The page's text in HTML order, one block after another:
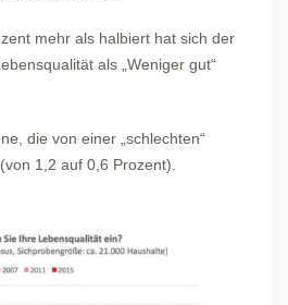
mehr als halbiert hat sich der
als „Weniger gut“
die von einer „schlechten“
1,2 auf 0,6 Prozent).